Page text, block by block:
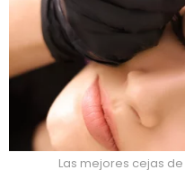
Las mejores cejas